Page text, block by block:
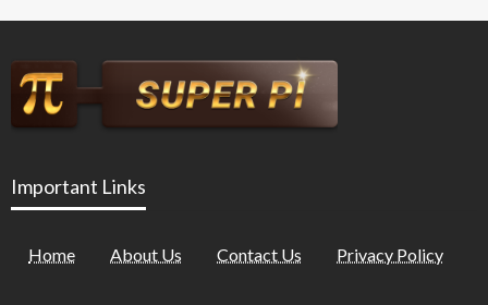
Important Links
Home About Us Contact Us Privacy Policy